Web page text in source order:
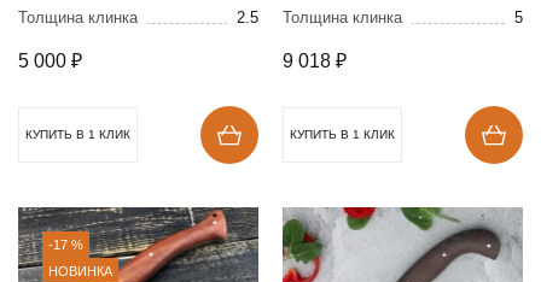
Толщина клинка
2.5
5 000 ₽
КУПИТЬ В 1 КЛИК
Толщина клинка
5
9 018 ₽
КУПИТЬ В 1 КЛИК
-17 %
НОВИНКА